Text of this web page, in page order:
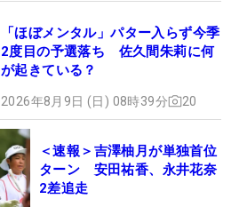
「ほぼメンタル」パター入らず今季
2度目の予選落ち 佐久間朱莉に何
が起きている？
2026年8月9日 (日) 08時39分 20
＜速報＞吉澤柚月が単独首位
ターン 安田祐香、永井花奈
2差追走